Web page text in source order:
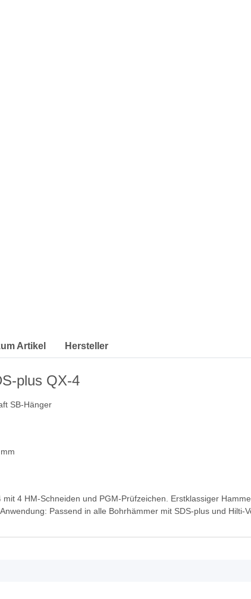
Artikel Hersteller
plus QX-4
SB-Hänger
4 HM-Schneiden und PGM-Prüfzeichen. Erstklassiger
Passend in alle Bohrhämmer mit SDS-plus und